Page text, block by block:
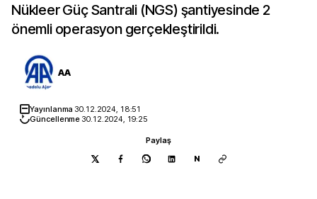
Nükleer Güç Santrali (NGS) şantiyesinde 2
önemli operasyon gerçekleştirildi.
AA
Yayınlanma 30.12.2024, 18:51
Güncellenme 30.12.2024, 19:25
Paylaş
N